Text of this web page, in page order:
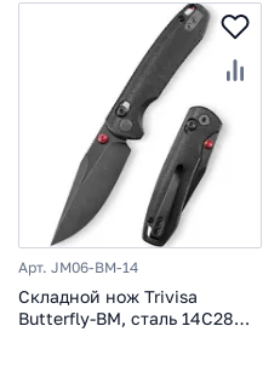
Арт. JM06-BM-14
Складной нож Trivisa
Butterfly-BM, сталь 14C28N,